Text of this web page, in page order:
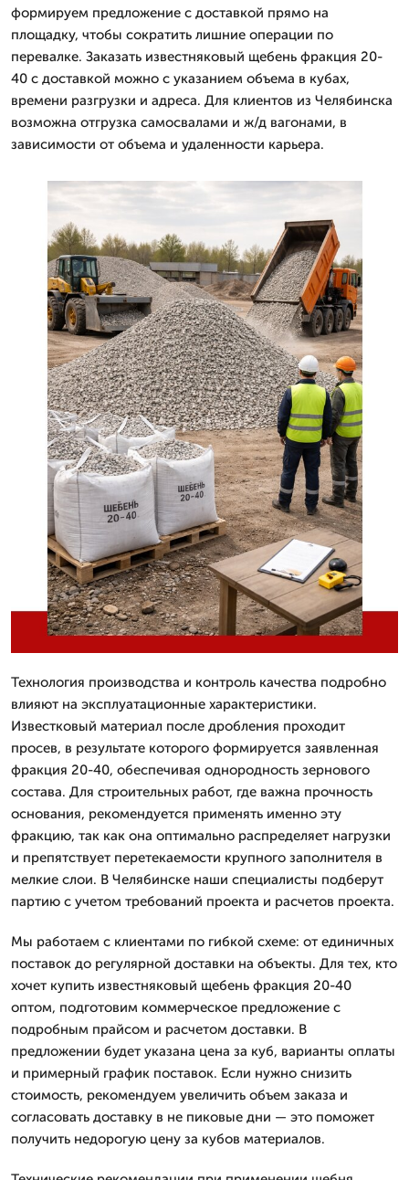
формируем предложение с доставкой прямо на
площадку, чтобы сократить лишние операции по
перевалке. Заказать известняковый щебень фракция 20-
40 с доставкой можно с указанием объема в кубах,
времени разгрузки и адреса. Для клиентов из Челябинска
возможна отгрузка самосвалами и ж/д вагонами, в
зависимости от объема и удаленности карьера.
Технология производства и контроль качества подробно
влияют на эксплуатационные характеристики.
Известковый материал после дробления проходит
просев, в результате которого формируется заявленная
фракция 20-40, обеспечивая однородность зернового
состава. Для строительных работ, где важна прочность
основания, рекомендуется применять именно эту
фракцию, так как она оптимально распределяет нагрузки
и препятствует перетекаемости крупного заполнителя в
мелкие слои. В Челябинске наши специалисты подберут
партию с учетом требований проекта и расчетов проекта.
Мы работаем с клиентами по гибкой схеме: от единичных
поставок до регулярной доставки на объекты. Для тех, кто
хочет купить известняковый щебень фракция 20-40
оптом, подготовим коммерческое предложение с
подробным прайсом и расчетом доставки. В
предложении будет указана цена за куб, варианты оплаты
и примерный график поставок. Если нужно снизить
стоимость, рекомендуем увеличить объем заказа и
согласовать доставку в не пиковые дни — это поможет
получить недорогую цену за кубов материалов.